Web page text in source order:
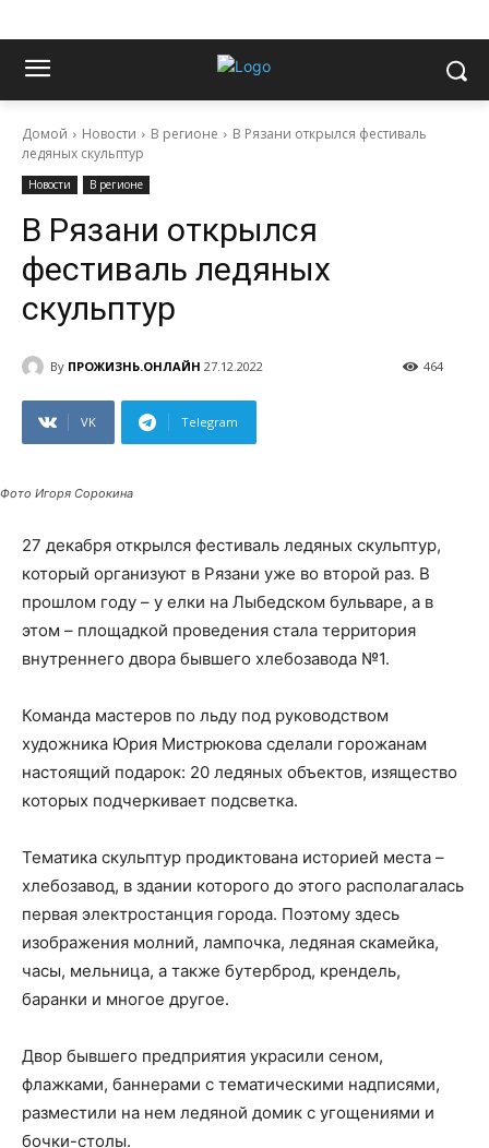
Домой Новости В регионе
В Рязани открылся фестиваль
ледяных скульптур
Новости В регионе
В Рязани открылся
фестиваль ледяных
скульптур
By ПРОЖИЗНЬ.ОНЛАЙН 27.12.2022 464
VK Telegram
Фото Игоря Сорокина
27 декабря открылся фестиваль ледяных скульптур,
который организуют в Рязани уже во второй раз. В
прошлом году – у елки на Лыбедском бульваре, а в
этом – площадкой проведения стала территория
внутреннего двора бывшего хлебозавода №1.
Команда мастеров по льду под руководством
художника Юрия Мистрюкова сделали горожанам
настоящий подарок: 20 ледяных объектов, изящество
которых подчеркивает подсветка.
Тематика скульптур продиктована историей места –
хлебозавод, в здании которого до этого располагалась
первая электростанция города. Поэтому здесь
изображения молний, лампочка, ледяная скамейка,
часы, мельница, а также бутерброд, крендель,
баранки и многое другое.
Двор бывшего предприятия украсили сеном,
флажками, баннерами с тематическими надписями,
разместили на нем ледяной домик с угощениями и
бочки-столы.